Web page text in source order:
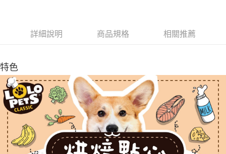
【「AFTEE先享後付」結帳流程】
３．收到繳費通知簡訊後14天內，點擊此簡訊中的連結，可透過四大超商／
ATM／網路銀行／等多元方式進行付款，方視為交易完成。
※ 請注意：結帳手續完成當下不需立刻繳費，但若您需要取消訂單，請聯絡
購買商品的店家。未經商家同意取消之訂單仍視為有效，需透過AFTEE先享
後付繳納相關費用。
※ 交易是否成功請以「AFTEE先享後付 」之結帳頁面顯示為準，若有關於
是否繳費成功／繳費後需取消欲退款等相關疑問，請聯繫「AFTEE先享後付
客戶支援中心」https://netprotections.freshdesk.com/support/home
【注意事項】
每筆NT$60，滿NT$999(含以上)免運費
每筆NT$60，滿NT$999(含以上)免運費
萊爾富取貨付款_限重10KG
每筆NT$60，滿NT$999(含以上)免運費
付款後萊爾富取貨_限重10KG
每筆NT$60，滿NT$999(含以上)免運費
7-11取貨付款_限重10KG
詳細說明 商品規格 相關推薦
特色